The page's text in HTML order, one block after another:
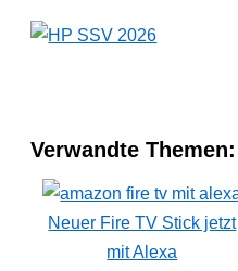
Verwandte Themen:
Neuer Fire TV Stick jetzt
mit Alexa